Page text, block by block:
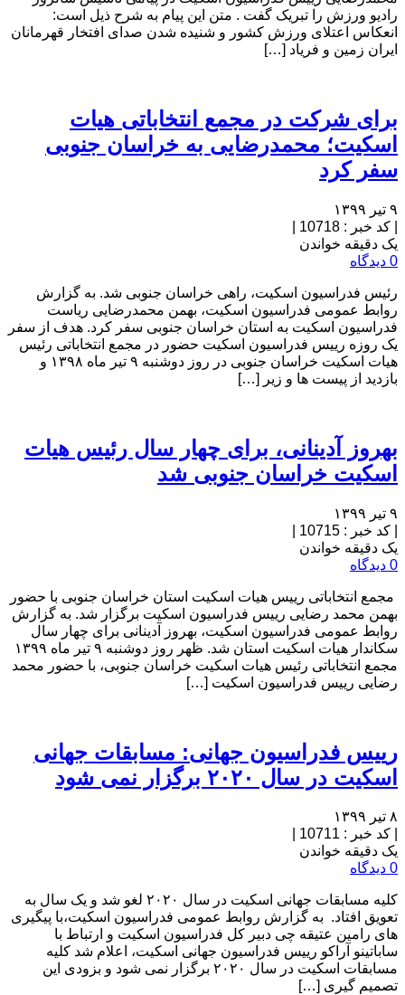
رادیو ورزش را تبریک گفت . متن این پیام به شرح ذیل است:
انعکاس اعتلای ورزش کشور و شنیده شدن صدای افتخار قهرمانان
ایران زمین و فریاد […]
برای شرکت در مجمع انتخاباتی هیات
اسکیت؛ محمدرضایی به خراسان جنوبی
سفر کرد
۹ تیر ۱۳۹۹
کد خبر : 10718
یک دقیقه خواندن
0 دیدگاه
رئیس فدراسیون اسکیت، راهی خراسان جنوبی شد. به گزارش
روابط عمومی فدراسیون اسکیت، بهمن محمدرضایی ریاست
فدراسیون اسکیت به استان خراسان جنوبی سفر کرد. هدف از سفر
یک روزه رییس فدراسیون اسکیت حضور در مجمع انتخاباتی رئیس
هیات اسکیت خراسان جنوبی در روز دوشنبه ۹ تیر ماه ۱۳۹۸ و
بازدید از پیست ها و زیر […]
بهروز آدینانی، برای چهار سال رئیس هیات
اسکیت خراسان جنوبی شد
۹ تیر ۱۳۹۹
کد خبر : 10715
یک دقیقه خواندن
0 دیدگاه
مجمع انتخاباتی رییس هیات اسکیت استان خراسان جنوبی با حضور
بهمن محمد رضایی رییس فدراسیون اسکیت برگزار شد. به گزارش
روابط عمومی فدراسیون اسکیت، بهروز آدینانی برای چهار سال
سکاندار هیات اسکیت استان شد. ظهر روز دوشنبه ۹ تیر ماه ۱۳۹۹
مجمع انتخاباتی رئیس هیات اسکیت خراسان جنوبی، با حضور محمد
رضایی رییس فدراسیون اسکیت […]
رییس فدراسیون جهانی: مسابقات جهانی
اسکیت در سال ۲۰۲۰ برگزار نمی شود
۸ تیر ۱۳۹۹
کد خبر : 10711
یک دقیقه خواندن
0 دیدگاه
کلیه مسابقات جهانی اسکیت در سال ۲۰۲۰ لغو شد و یک سال به
تعویق افتاد. به گزارش روابط عمومی فدراسیون اسکیت،با پیگیری
های رامین عتیقه چی دبیر کل فدراسیون اسکیت و ارتباط با
ساباتینو آراکو رییس فدراسیون جهانی اسکیت، اعلام شد کلیه
مسابقات اسکیت در سال ۲۰۲۰ برگزار نمی شود و بزودی این
تصمیم گیری […]